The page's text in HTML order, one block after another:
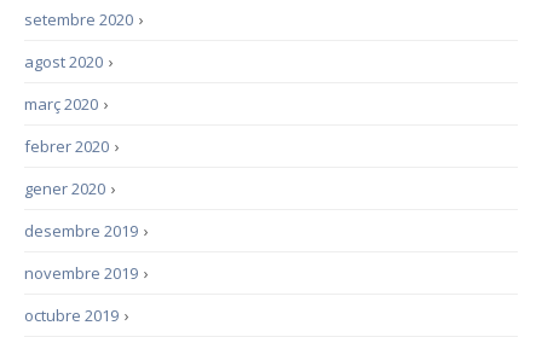
›
setembre 2020
›
agost 2020
›
març 2020
›
febrer 2020
›
gener 2020
›
desembre 2019
›
novembre 2019
›
octubre 2019